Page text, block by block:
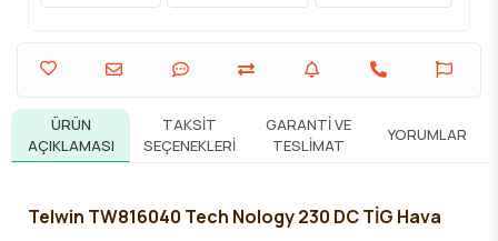
ÜRÜN
AÇIKLAMASI
TAKSIT
SEÇENEKLERI
GARANTI VE
TESLIMAT
YORUMLAR
Telwin TW816040 Tech Nology 230 DC TİG Hava